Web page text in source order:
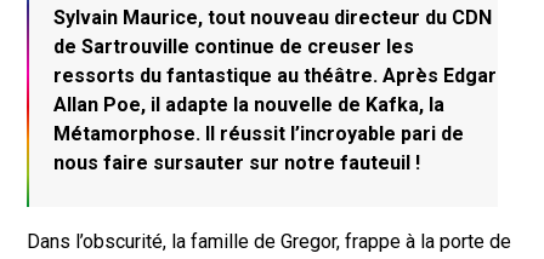
Sylvain Maurice, tout nouveau directeur du CDN
de Sartrouville continue de creuser les
ressorts du fantastique au théâtre. Après Edgar
Allan Poe, il adapte la nouvelle de Kafka, la
Métamorphose. Il réussit l’incroyable pari de
nous faire sursauter sur notre fauteuil !
Dans l’obscurité, la famille de Gregor, frappe à la porte de